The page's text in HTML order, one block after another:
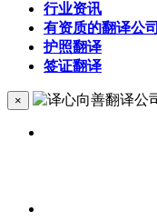
行业资讯
有资质的翻译公司
护照翻译
签证翻译
×